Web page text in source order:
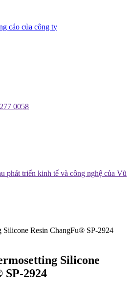
cáo của công ty
0058
phát triển kinh tế và công nghệ của Vũ
Silicone Resin ChangFu® SP-2924
Silicone
SP-2924